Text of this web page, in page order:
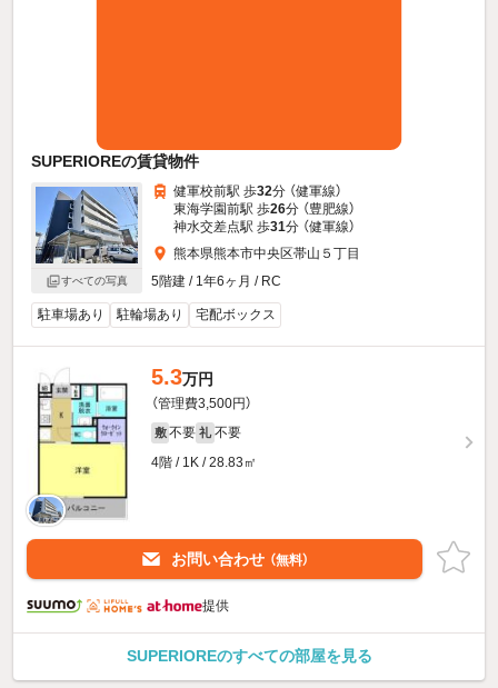
SUPERIOREの賃貸物件
すべての写真
健軍校前駅 歩32分 （健軍線）
東海学園前駅 歩26分 （豊肥線）
神水交差点駅 歩31分 （健軍線）
熊本県熊本市中央区帯山５丁目
5階建 / 1年6ヶ月 / RC
駐車場あり 駐輪場あり 宅配ボックス
5.3万円
（管理費3,500円）
敷 不要 礼 不要
4階 / 1K / 28.83㎡
お問い合わせ （無料）
提供
SUPERIOREのすべての部屋を見る